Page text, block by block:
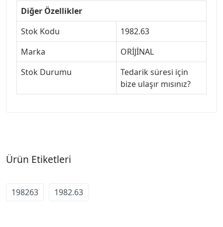
Diğer Özellikler
Stok Kodu
1982.63
Marka
ORİJİNAL
Stok Durumu
Tedarik süresi için
bize ulaşır mısınız?
Ürün Etiketleri
198263 1982.63